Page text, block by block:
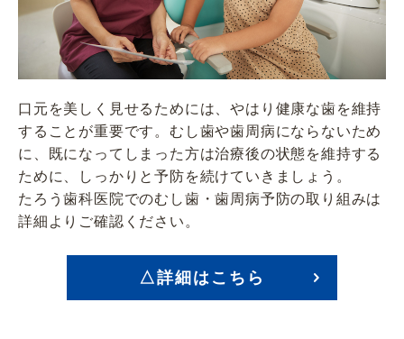
口元を美しく見せるためには、やはり健康な歯を維持
することが重要です。むし歯や歯周病にならないため
に、既になってしまった方は治療後の状態を維持する
ために、しっかりと予防を続けていきましょう。
たろう歯科医院でのむし歯・歯周病予防の取り組みは
詳細よりご確認ください。
△詳細はこちら